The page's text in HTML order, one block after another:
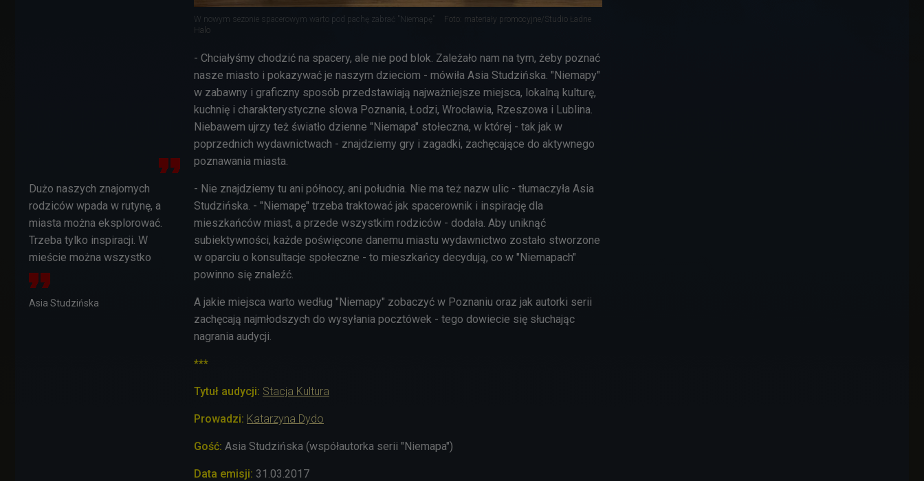
W nowym sezonie spacerowym warto pod pachę zabrać "Niemapę"
Foto: materiały promocyjne/Studio Ładne
Halo
- Chciałyśmy chodzić na spacery, ale nie pod blok. Zależało nam na tym, żeby poznać
nasze miasto i pokazywać je naszym dzieciom - mówiła Asia Studzińska. "Niemapy"
w zabawny i graficzny sposób przedstawiają najważniejsze miejsca, lokalną kulturę,
kuchnię i charakterystyczne słowa Poznania, Łodzi, Wrocławia, Rzeszowa i Lublina.
Niebawem ujrzy też światło dzienne "Niemapa" stołeczna, w której - tak jak w
poprzednich wydawnictwach - znajdziemy gry i zagadki, zachęcające do aktywnego
poznawania miasta.
Asia Studzińska
Dużo naszych znajomych
rodziców wpada w rutynę, a
miasta można eksplorować.
Trzeba tylko inspiracji. W
mieście można wszystko
- Nie znajdziemy tu ani północy, ani południa. Nie ma też nazw ulic - tłumaczyła Asia
Studzińska. - "Niemapę" trzeba traktować jak spacerownik i inspirację dla
mieszkańców miast, a przede wszystkim rodziców - dodała. Aby uniknąć
subiektywności, każde poświęcone danemu miastu wydawnictwo zostało stworzone
w oparciu o konsultacje społeczne - to mieszkańcy decydują, co w "Niemapach"
powinno się znaleźć.
A jakie miejsca warto według "Niemapy" zobaczyć w Poznaniu oraz jak autorki serii
zachęcają najmłodszych do wysyłania pocztówek - tego dowiecie się słuchając
nagrania audycji.
***
Tytuł audycji: Stacja Kultura
Prowadzi: Katarzyna Dydo
Gość: Asia Studzińska (współautorka serii "Niemapa")
Data emisji: 31.03.2017